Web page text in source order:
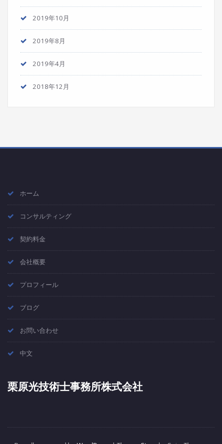
2019年10月
2019年8月
2019年4月
2018年12月
ホーム
コンサルティング
契約料金
会社概要
プロフィール
ブログ
お問い合わせ
中文
栗原光技術士事務所株式会社